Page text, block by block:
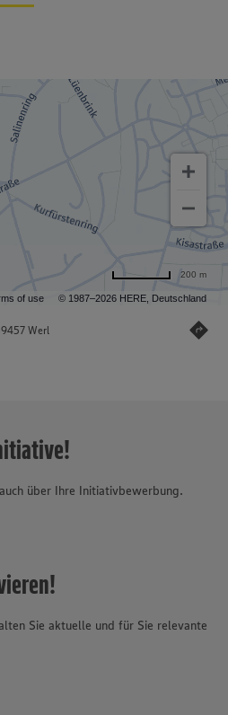
of use © 1987–2026 HERE, Deutschland
200 m
Werl
über Ihre Initiativbewerbung.
Sie aktuelle und für Sie relevante